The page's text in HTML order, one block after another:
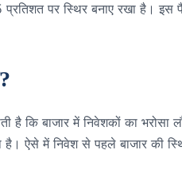
प्रतिशत पर स्थिर बनाए रखा है।
है कि बाजार में निवेशकों का
ऐसे में निवेश से पहले बाजार की